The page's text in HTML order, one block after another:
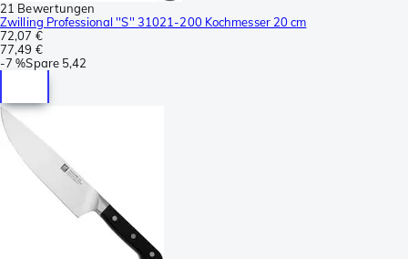
21 Bewertungen
Zwilling Professional ''S'' 31021-200 Kochmesser 20 cm
72,07 €
77,49 €
-7 %Spare 5,42